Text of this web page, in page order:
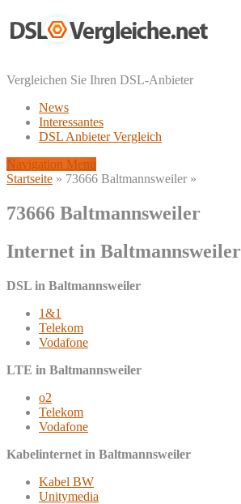
Vergleichen Sie Ihren DSL-Anbieter
News
Interessantes
DSL Anbieter Vergleich
Navigation Menu
Startseite » 73666 Baltmannsweiler »
73666 Baltmannsweiler
Internet in Baltmannsweiler
DSL in Baltmannsweiler
1&1
Telekom
Vodafone
LTE in Baltmannsweiler
o2
Telekom
Vodafone
Kabelinternet in Baltmannsweiler
Kabel BW
Unitymedia